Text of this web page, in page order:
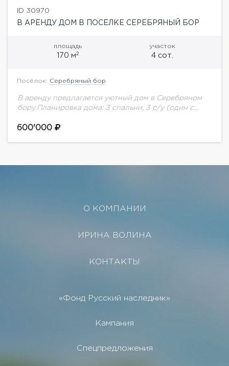
ID 30970
В АРЕНДУ ДОМ В ПОСЕЛКЕ СЕРЕБРЯНЫЙ БОР
площадь
170 м2
участок
4 сот.
Посёлок: Серебряный бор
В аренду предлагается уютный дом в Серебряном
бору.Планировка дома: 3 спальни, 3 с/у (один с
отдельная кухня, гостиная-столоваяСвоя отдельная
600'000
О КОМПАНИИ
ИРИНА ВОЛИНА
КОНТАКТЫ
«Фонд Русский наследник»
Кампания
Спецпредложения